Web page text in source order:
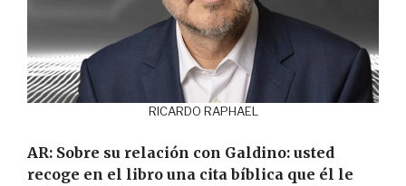
RICARDO RAPHAEL
AR: Sobre su relación con Galdino: usted
recoge en el libro una cita bíblica que él le